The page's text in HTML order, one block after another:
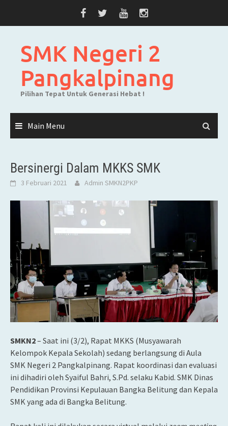
SMK Negeri 2
Pangkalpinang
Pilihan Tepat Untuk Generasi Hebat !
Main Menu
Bersinergi Dalam MKKS SMK
3 Februari 2021 Admin SMKN2PKP
SMKN2– Saat ini (3/2), Rapat MKKS (Musyawarah
Kelompok Kepala Sekolah) sedang berlangsung di Aula
SMK Negeri 2 Pangkalpinang. Rapat koordinasi dan evaluasi
ini dihadiri oleh Syaiful Bahri, S.Pd. selaku Kabid. SMK Dinas
Pendidikan Provinsi Kepulauan Bangka Belitung dan Kepala
SMK yang ada di Bangka Belitung.